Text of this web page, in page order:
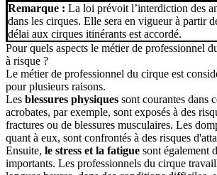
Remarque : La loi prévoit l’interdiction des
dans les cirques. Elle sera en vigueur à partir
délai aux cirques itinérants est accordé.
Pour quels aspects le métier de professionnel
à risque ?
Le métier de professionnel du cirque est
pour plusieurs raisons.
Les blessures physiques sont courantes dans
acrobates, par exemple, sont exposés à des
fractures ou de blessures musculaires. Les
quant à eux, sont confrontés à des risques
Ensuite, le stress et la fatigue sont également
importants. Les professionnels du cirque